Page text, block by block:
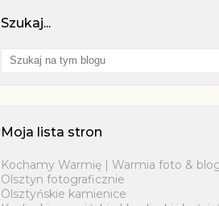
Szukaj...
Moja lista stron
Kochamy Warmię | Warmia foto &
Olsztyn fotograficznie
Olsztyńskie kamienice